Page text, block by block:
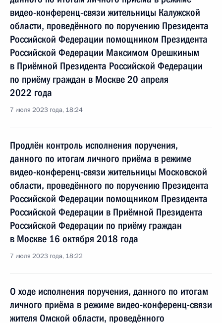
видео-конференц-связи жительницы Калужской
области, проведённого по поручению Президента
Российской Федерации помощником Президента
Российской Федерации Максимом Орешкиным
в Приёмной Президента Российской Федерации
по приёму граждан в Москве 20 апреля
2022 года
7 июля 2023 года, 18:24
Продлён контроль исполнения поручения,
данного по итогам личного приёма в режиме
видео-конференц-связи жительницы Московской
области, проведённого по поручению Президента
Российской Федерации помощником Президента
Российской Федерации в Приёмной Президента
Российской Федерации по приёму граждан
в Москве 16 октября 2018 года
7 июля 2023 года, 18:22
О ходе исполнения поручения, данного по итогам
личного приёма в режиме видео-конференц-связи
жителя Омской области, проведённого